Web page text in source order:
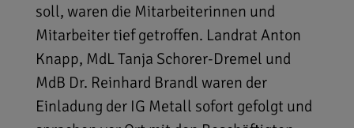
soll, waren die Mitarbeiterinnen und
Mitarbeiter tief getroffen. Landrat Anton
Knapp, MdL Tanja Schorer-Dremel und
MdB Dr. Reinhard Brandl waren der
Einladung der IG Metall sofort gefolgt und